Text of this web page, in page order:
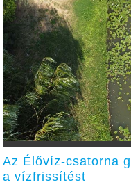
Az Élővíz-csatorna
a vízfrissítést